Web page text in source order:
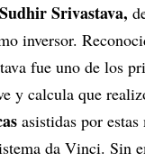
Srivastava,
inversor.
fue uno de los
y calcula que
asistidas por
da Vinci. Sin